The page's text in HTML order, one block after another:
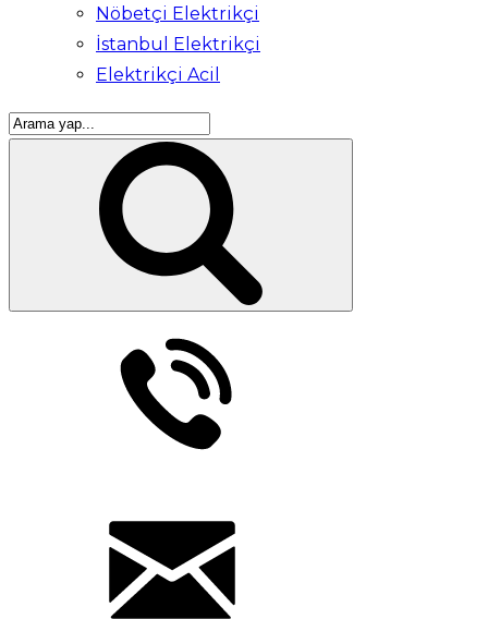
Nöbetçi Elektrikçi
İstanbul Elektrikçi
Elektrikçi Acil